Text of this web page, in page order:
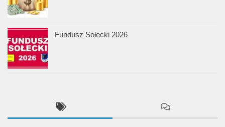
Fundusz Sołecki 2026